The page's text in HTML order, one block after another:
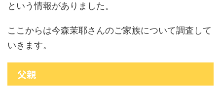
という情報がありました。
ここからは今森茉耶さんのご家族について調査して
いきます。
父親